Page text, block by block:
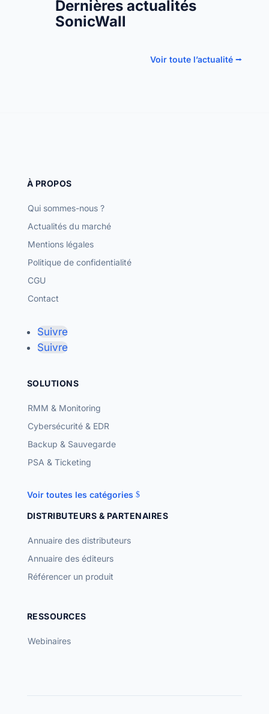
Dernières actualités
SonicWall
Voir toute l’actualité ⭢
À PROPOS
Qui sommes-nous ?
Actualités du marché
Mentions légales
Politique de confidentialité
CGU
Contact
Suivre
Suivre
SOLUTIONS
RMM & Monitoring
Cybersécurité & EDR
Backup & Sauvegarde
PSA & Ticketing
Voir toutes les catégories
DISTRIBUTEURS & PARTENAIRES
Annuaire des distributeurs
Annuaire des éditeurs
Référencer un produit
RESSOURCES
Webinaires